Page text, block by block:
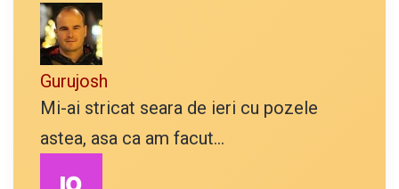
Gurujosh
Mi-ai stricat seara de ieri cu pozele
astea, asa ca am facut...